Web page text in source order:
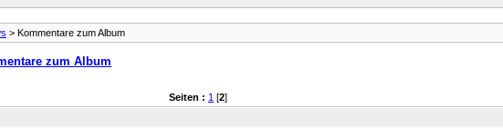
> Kommentare zum Album
zum Album
Seiten : 1 [2]